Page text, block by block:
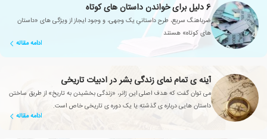
6 دلیل برای خواندن داستان های کوتاه
ضرباهنگ سریع، طرح داستانیِ یک وجهی، و وجود ایجاز از ویژگی های «داستان
های کوتاه» هستند
ادامه مقاله
آینه ی تمام نمای زندگی بشر در ادبیات تاریخی
می توان گفت که هدف اصلی این ژانر، «زندگی بخشیدن به تاریخ» از طریق ساختن
داستان هایی درباره ی گذشته یا یک دوره ی تاریخی خاص است.
ادامه مقاله